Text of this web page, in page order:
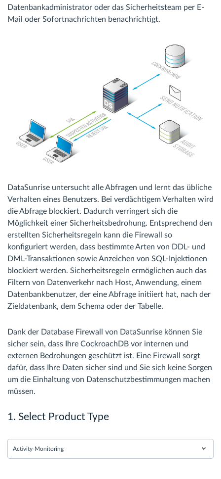
Datenbankadministrator oder das Sicherheitsteam per E-
Mail oder Sofortnachrichten benachrichtigt.
DataSunrise untersucht alle Abfragen und lernt das übliche
Verhalten eines Benutzers. Bei verdächtigem Verhalten wird
die Abfrage blockiert. Dadurch verringert sich die
Möglichkeit einer Sicherheitsbedrohung. Entsprechend den
erstellten Sicherheitsregeln kann die Firewall so
konfiguriert werden, dass bestimmte Arten von DDL- und
DML-Transaktionen sowie Anzeichen von SQL-Injektionen
blockiert werden. Sicherheitsregeln ermöglichen auch das
Filtern von Datenverkehr nach Host, Anwendung, einem
Datenbankbenutzer, der eine Abfrage initiiert hat, nach der
Zieldatenbank, dem Schema oder der Tabelle.
Dank der Database Firewall von DataSunrise können Sie
sicher sein, dass Ihre CockroachDB vor internen und
externen Bedrohungen geschützt ist. Eine Firewall sorgt
dafür, dass Ihre Daten sicher sind und Sie sich keine Sorgen
um die Einhaltung von Datenschutzbestimmungen machen
müssen.
1. Select Product Type
Activity-Monitoring